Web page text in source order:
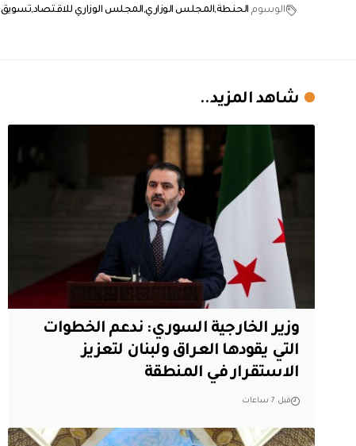
الوسوم الحنطة المجلس الوزاري المجلس الوزاري للاقتصاد تسويق
شاهد المزيد..
وزير الخارجية السوري: ندعم الخطوات
التي يقودها العراق ولبنان لتعزيز
الاستقرار في المنطقة
قبل 7 ساعات